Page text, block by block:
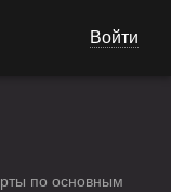
Войти
по основным